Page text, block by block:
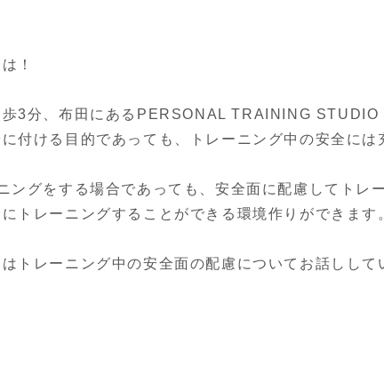
！
3分、布田にあるPERSONAL TRAINING STUDIO
付ける目的であっても、トレーニング中の安全には
ングをする場合であっても、安全面に配慮してトレ
トレーニングすることができる環境作りができます
トレーニング中の安全面の配慮についてお話しして